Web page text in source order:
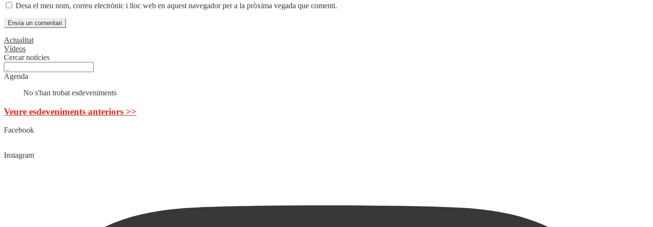
Desa el meu nom, correu electrònic i lloc web en aquest navegador per a la pròxima vegada que comenti.
Actualitat
Vídeos
Cercar notícies
Agenda
No s'han trobat esdeveniments
Veure esdeveniments anteriors >>
Facebook
Instagram